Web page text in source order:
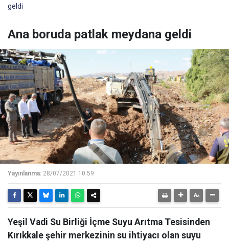
geldi
Ana boruda patlak meydana geldi
Yayınlanma: 28/07/2021 10:59
Yeşil Vadi Su Birliği İçme Suyu Arıtma Tesisinden
Kırıkkale şehir merkezinin su ihtiyacı olan suyu